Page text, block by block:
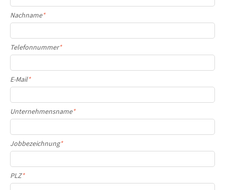
Nachname*
Telefonnummer*
E-Mail*
Unternehmensname*
Jobbezeichnung*
PLZ*